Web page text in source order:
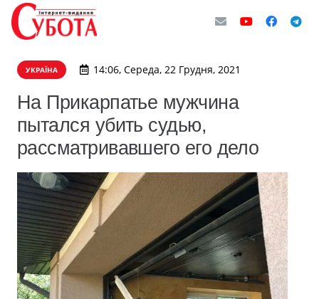
УКРАЇНА 14:06, Середа, 22 Грудня, 2021
На Прикарпатье мужчина
пытался убить судью,
рассматривавшего его дело